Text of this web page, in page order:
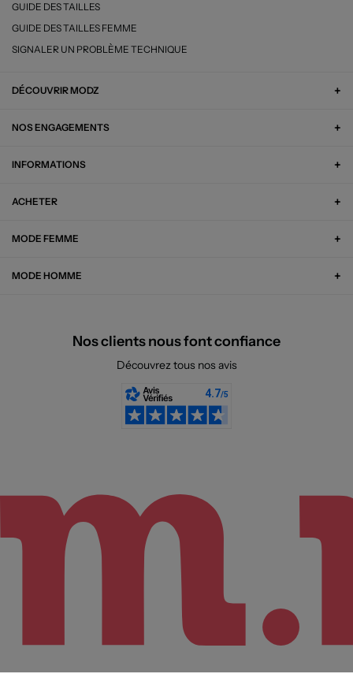
GUIDE DES TAILLES
GUIDE DES TAILLES FEMME
SIGNALER UN PROBLÈME TECHNIQUE
DÉCOUVRIR MODZ
NOS ENGAGEMENTS
INFORMATIONS
ACHETER
MODE FEMME
MODE HOMME
Nos clients nous font confiance
Découvrez tous nos avis